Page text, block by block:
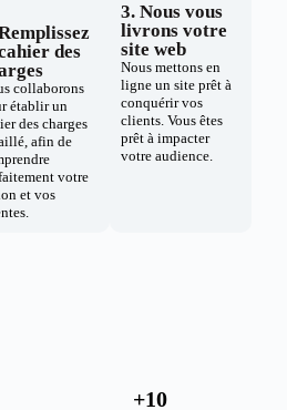
des
collaborons
établir un
des charges
afin de
votre
et vos
3. Nous vous
livrons votre
site web
Nous mettons en
ligne un site prêt à
conquérir vos
clients. Vous êtes
prêt à impacter
votre audience.
+10